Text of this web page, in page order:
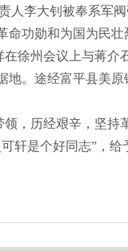
人李大钊被奉系军
命功勋和为国为民
徐州会议上与蒋
地。途经富平县美
，历经艰辛，坚
轩是个好同志”，